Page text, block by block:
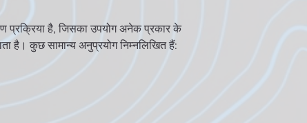
प्रक्रिया है, जिसका उपयोग अनेक प्रकार के
है। कुछ सामान्य अनुप्रयोग निम्नलिखित हैं: